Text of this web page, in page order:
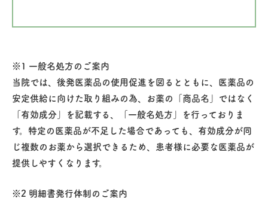
※1 一般名処方のご案内
当院では、後発医薬品の使用促進を図るとともに、医薬品の
安定供給に向けた取り組みの為、お薬の「商品名」ではなく
「有効成分」を記載する、「一般名処方」を行っておりま
す。特定の医薬品が不足した場合であっても、有効成分が同
じ複数のお薬から選択できるため、患者様に必要な医薬品が
提供しやすくなります。
※2 明細書発行体制のご案内